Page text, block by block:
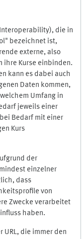
die in
bezeichnet ist,
externe, also
ihre Kurse einbinden.
kann es dabei auch
Daten kommen,
Umfang in
jeweils einer
Bedarf mit einer
Kurs
der
einzelner
dass
von
Zwecke verarbeitet
haben.
URL, die immer den